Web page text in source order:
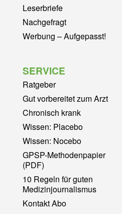
Leserbriefe
Nachgefragt
Werbung – Aufgepasst!
SERVICE
Ratgeber
Gut vorbereitet zum Arzt
Chronisch krank
Wissen: Placebo
Wissen: Nocebo
GPSP-Methodenpapier
(PDF)
10 Regeln für guten
Medizinjournalismus
Kontakt Abo